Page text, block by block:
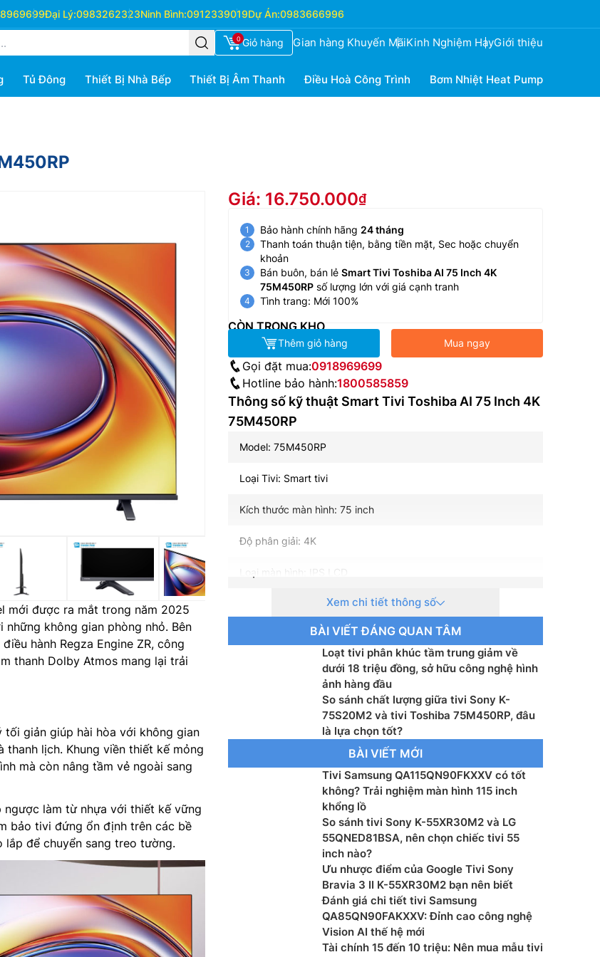
Đại Lý:0983262323Ninh Bình:0912339019Dự Án:0983666996
0 Giỏ hàng Gian hàng Khuyến MãiKinh Nghiệm HayGiới thiệu
Tủ Đông Thiết Bị Nhà Bếp Thiết Bị Âm Thanh Điều Hoà Công Trình Bơm Nhiệt Heat Pump
mới được ra mắt trong năm 2025
không gian phòng nhỏ. Bên
hành Regza Engine ZR, công
thanh Dolby Atmos mang lại trải
giản giúp hài hòa với không gian
lịch. Khung viền thiết kế mỏng
mà còn nâng tầm vẻ ngoài sang
ngược làm từ nhựa với thiết kế vững
bảo tivi đứng ổn định trên các bề
để chuyển sang treo tường.
Giá: 16.750.000
Bảo hành chính hãng 24 tháng
Thanh toán thuận tiện, bằng tiền mặt, Sec hoặc chuyển
khoản
Bán buôn, bán lẻ Smart Tivi Toshiba AI 75 Inch 4K
75M450RP số lượng lớn với giá cạnh tranh
Tình trang: Mới 100%
CÒN TRONG KHO
Thêm giỏ hàng Mua ngay
Gọi đặt mua:0918969699
Hotline bảo hành:1800585859
Thông số kỹ thuật Smart Tivi Toshiba AI 75 Inch 4K
75M450RP
Model: 75M450RP
Loại Tivi: Smart tivi
Kích thước màn hình: 75 inch
Độ phân giải: 4K
Loại màn hình: IPS LCD
Loại đèn nền: LED nền (Direct LED)
Tần số quét: 60 Hz
Hệ điều hành – Giao diện: VIDAA U9
Bộ xử lý: AI Regza Engine ZR Gen 3
Tổng công suất loa: 36 W
Tìm kiếm bằng giọng nói: Điều khiển giọng nói rảnh tay, Tìm
kiếm giọng nói qua remote, Tìm kiếm bằng giọng nói thông
qua ứng dụng VIDAA kết nối trên điện thoại
Điều khiển tivi bằng điện thoại: Có, Thông qua ứng dụng
VIDAA kết nối trên điện thoại
Chia sẻ màn hình: AirPlay 2 ,DLNA, Miracast, Content Sharing
Truyền thanh Kỹ thuật số: DVB-T2 (*VN: DVB-T2C)
Xem chi tiết thông số
BÀI VIẾT ĐÁNG QUAN TÂM
Loạt tivi phân khúc tầm trung giảm về
dưới 18 triệu đồng, sở hữu công nghệ hình
ảnh hàng đầu
So sánh chất lượng giữa tivi Sony K-
75S20M2 và tivi Toshiba 75M450RP, đâu
là lựa chọn tốt?
BÀI VIẾT MỚI
Tivi Samsung QA115QN90FKXXV có tốt
không? Trải nghiệm màn hình 115 inch
khổng lồ
So sánh tivi Sony K-55XR30M2 và LG
55QNED81BSA, nên chọn chiếc tivi 55
inch nào?
Ưu nhược điểm của Google Tivi Sony
Bravia 3 II K-55XR30M2 bạn nên biết
Đánh giá chi tiết tivi Samsung
QA85QN90FAKXXV: Đỉnh cao công nghệ
Vision AI thế hệ mới
Tài chính 15 đến 10 triệu: Nên mua mẫu tivi